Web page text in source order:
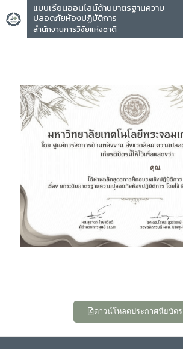
แบบเรียนออนไลน์ด้านมาตรฐานความ
ปลอดภัยห้องปฏิบัติการ
สำนักงานการวิจัยแห่งชาติ
คุณ
ดาวน์โหลดประกาศนียบัตร